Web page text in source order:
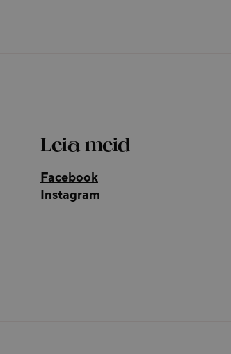
Leia meid
Facebook
Instagram